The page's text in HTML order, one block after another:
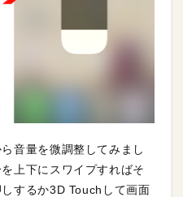
音量を微調整してみまし
上下にスワイプすればそ
するか3D Touchして画面